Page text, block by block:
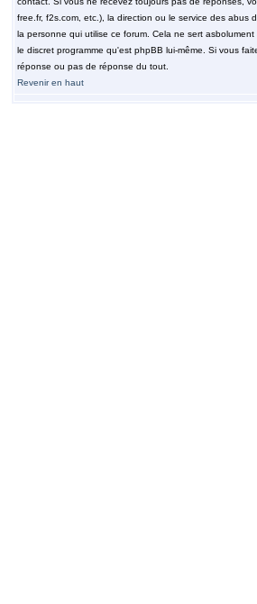
free.fr, f2s.com, etc.), la direction ou le service des
la personne qui utilise ce forum. Cela ne sert
le discret programme qu'est phpBB lui-même. Si vous
réponse ou pas de réponse du tout.
Revenir en haut